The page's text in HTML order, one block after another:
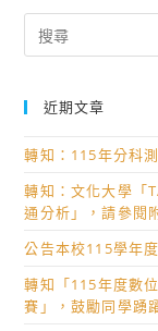
for:
近期文章
轉知：115年分科
轉知：文化大學「
通分析」，請參閱
公告本校115學年
轉知「115年度數
賽」，鼓勵同學踴